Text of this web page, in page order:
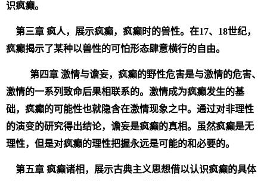
识疯癫。
第三章 疯人，展示疯癫，疯癫时的兽性。在17、18世纪，
疯癫揭示了某种以兽性的可怕形态肆意横行的自由。
第四章 激情与谵妄，疯癫的野性危害是与激情的危害、
激情的一系列致命后果相联系的。激情成为疯癫发生的基
础，疯癫的可能性也就隐含在激情现象之中。通过对非理性
的演变的研究得出结论，谵妄是疯癫的真相。虽然疯癫是无
理性，但是对疯癫的理性把握永远是可能的和必要的。
第五章 疯癫诸相，展示古典主义思想借以认识疯癫的具体